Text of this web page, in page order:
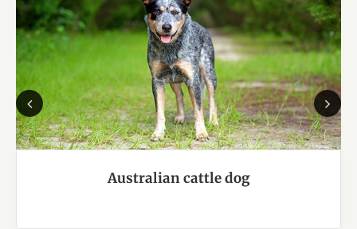
Previous
Australian cattle dog
Next